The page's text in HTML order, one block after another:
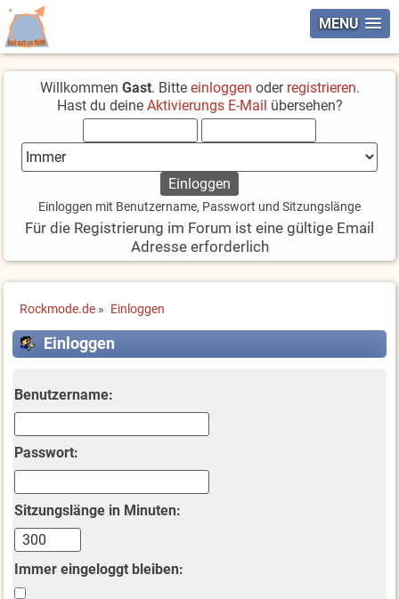
MENU
Willkommen Gast. Bitte einloggen oder registrieren.
Hast du deine Aktivierungs E-Mail übersehen?
Einloggen mit Benutzername, Passwort und Sitzungslänge
Für die Registrierung im Forum ist eine gültige Email
Adresse erforderlich
Rockmode.de » Einloggen
Einloggen
Benutzername:
Passwort:
Sitzungslänge in Minuten:
Immer eingeloggt bleiben: